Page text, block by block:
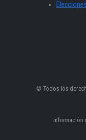
© Todos los
Información